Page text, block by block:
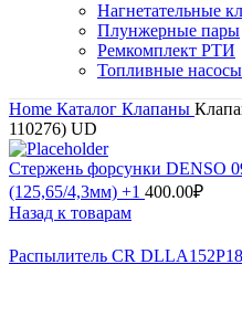
Нагнетательные
Плунжерные пары
Ремкомплект РТИ
Топливные
Home Каталог Клапаны
110276) UD
Стержень форсунки DENSO
(125,65/4,3мм) +1 400.00₽
Назад к товарам
Распылитель CR